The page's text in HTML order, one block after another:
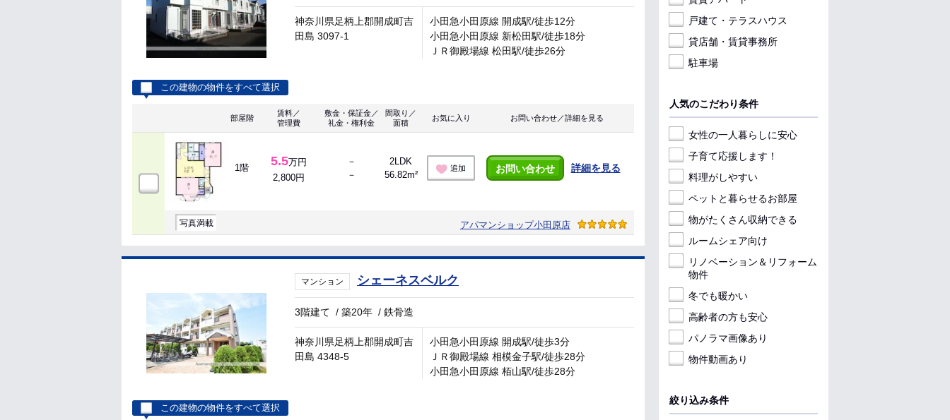
神奈川県足柄上郡開成町吉
田島 3097-1
小田急小田原線 開成駅/徒歩12分
小田急小田原線 新松田駅/徒歩18分
ＪＲ御殿場線 松田駅/徒歩26分
この建物の物件をすべて選択
部屋階
賃料／
管理費
敷金・保証金／
礼金・権利金
間取り／
面積
お気に入り お問い合わせ／詳細を見る
1階 5.5万円
2,800円
－
－
2LDK
56.82m²
追加 お問い合わせ 詳細を見る
写真満載 アパマンショップ小田原店
マンション シェーネスベルク
3階建て /築20年 /鉄骨造
神奈川県足柄上郡開成町吉
田島 4348-5
小田急小田原線 開成駅/徒歩3分
ＪＲ御殿場線 相模金子駅/徒歩28分
小田急小田原線 栢山駅/徒歩28分
この建物の物件をすべて選択
戸建て・テラスハウス
貸店舗・賃貸事務所
駐車場
人気のこだわり条件
女性の一人暮らしに安心
子育て応援します！
料理がしやすい
ペットと暮らせるお部屋
物がたくさん収納できる
ルームシェア向け
リノベーション＆リフォーム
物件
冬でも暖かい
高齢者の方も安心
パノラマ画像あり
物件動画あり
絞り込み条件